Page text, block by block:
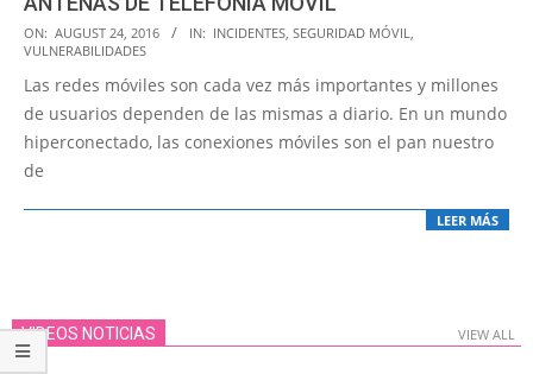
2016-
08-
24
ON: AUGUST 24, 2016 IN: INCIDENTES SEGURIDAD MÓVIL
VULNERABILIDADES
Las redes móviles son cada vez más importantes y millones
de usuarios dependen de las mismas a diario. En un mundo
hiperconectado, las conexiones móviles son el pan nuestro
de
LEER MÁS
VIDEOS NOTICIAS VIEW ALL